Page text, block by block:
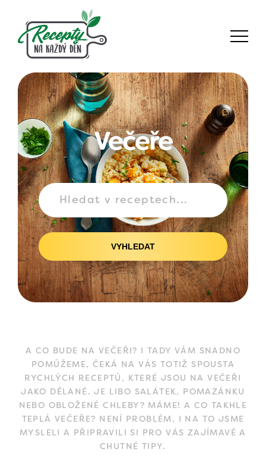
Večeře
VYHLEDAT
A CO BUDE NA VEČEŘI? I TADY VÁM SNADNO
POMŮŽEME, ČEKÁ NA VÁS TOTIŽ SPOUSTA
RYCHLÝCH RECEPTŮ, KTERÉ JSOU NA VEČEŘI
JAKO DĚLANÉ. JE LIBO SALÁTEK, POMAZÁNKU
NEBO OBLOŽENÉ CHLEBY? MÁME! A CO TAKHLE
TEPLÁ VEČEŘE? NENÍ PROBLÉM, I NA TO JSME
MYSLELI A PŘIPRAVILI SI PRO VÁS ZAJÍMAVÉ A
CHUTNÉ TIPY.